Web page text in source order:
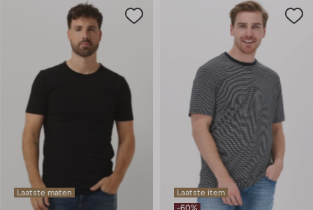
Laatste maten
Laatste item
-60%